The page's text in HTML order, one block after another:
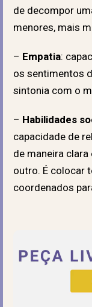
de decompor
menores, mais
– Empatia:
os sentimentos
sintonia com o
– Habilidades
capacidade de
de maneira
outro. É colocar
coordenados